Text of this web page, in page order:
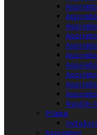
Rustik-
Pllaka
Aspiratori